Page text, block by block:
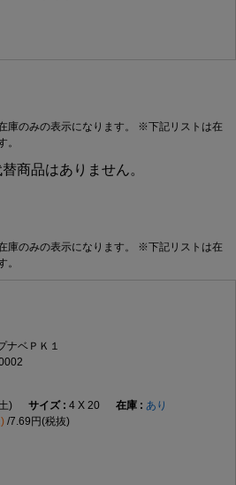
庫のみの表示になります。 ※下記リストは在
。
商品はありません。
庫のみの表示になります。 ※下記リストは在
。
ナベＰＫ１
) 4 X 20
あり
7.69円(税抜)